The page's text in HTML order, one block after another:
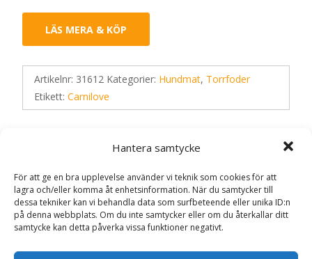
Hantera samtycke
För att ge en bra upplevelse använder vi teknik som cookies för att
lagra och/eller komma åt enhetsinformation. När du samtycker till
dessa tekniker kan vi behandla data som surfbeteende eller unika ID:n
på denna webbplats. Om du inte samtycker eller om du återkallar ditt
samtycke kan detta påverka vissa funktioner negativt.
LÄS MERA & KÖP
Artikelnr: 31612 Kategorier: Hundmat, Torrfoder
Etikett: Carnilove
Recensioner (0)
Recensioner